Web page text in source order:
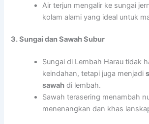
Air terjun mengalir ke sungai
kolam alami yang ideal untuk
3. Sungai dan Sawah Subur
Sungai di Lembah Harau tidak
keindahan, tetapi juga menjadi
sawah di lembah.
Sawah terasering menambah
menenangkan dan khas